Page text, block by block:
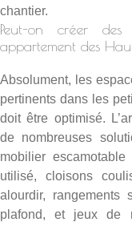
chantier.
Peut-on créer
appartement des
Absolument, les
pertinents dans les
doit être optimisé.
de nombreuses
mobilier
utilisé, cloisons
alourdir, rangements
plafond, et jeux de